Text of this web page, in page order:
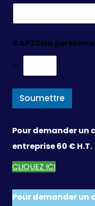
CAPTCHA
=
Soumettre
Pour demander un
entreprise 60 € H.T.
CLIQUEZ ICI
Pour demander un